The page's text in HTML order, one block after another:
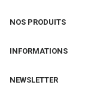
NOS PRODUITS
INFORMATIONS
NEWSLETTER